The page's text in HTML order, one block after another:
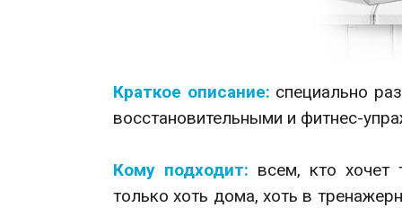
Краткое описание: специально
восстановительными и фитнес-
Кому подходит: всем, кто хочет
только хоть дома, хоть в